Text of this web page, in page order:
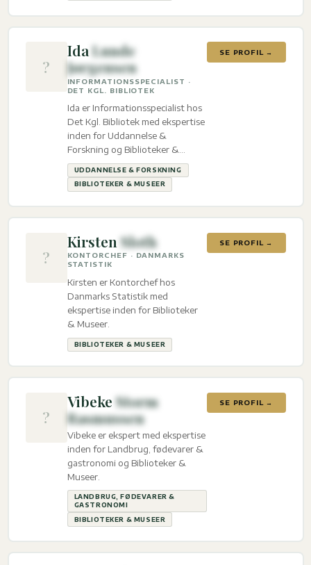
?
IdaLunde
Jørgensen
INFORMATIONSSPECIALIST ·
DET KGL. BIBLIOTEK
Ida er Informationsspecialist hos
Det Kgl. Bibliotek med ekspertise
inden for Uddannelse &
Forskning og Biblioteker &
Museer.
UDDANNELSE & FORSKNING
BIBLIOTEKER & MUSEER
SE PROFIL →
?
KirstenSloth
KONTORCHEF · DANMARKS
STATISTIK
Kirsten er Kontorchef hos
Danmarks Statistik med
ekspertise inden for Biblioteker
& Museer.
BIBLIOTEKER & MUSEER
SE PROFIL →
?
VibekeStorm
Rasmussen
Vibeke er ekspert med ekspertise
inden for Landbrug, fødevarer &
gastronomi og Biblioteker &
Museer.
LANDBRUG, FØDEVARER &
GASTRONOMI
BIBLIOTEKER & MUSEER
SE PROFIL →